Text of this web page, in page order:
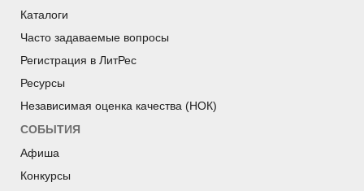
Каталоги
Часто задаваемые вопросы
Регистрация в ЛитРес
Ресурсы
Независимая оценка качества (НОК)
СОБЫТИЯ
Афиша
Конкурсы